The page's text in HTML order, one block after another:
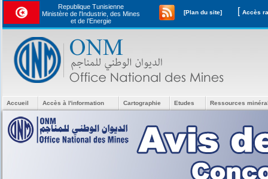
Republique Tunisienne
Ministère de l'Industrie, des Mines
et de l’Energie
[Plan du site] [
Accueil Accès à l'information Cartographie Etudes Ressources